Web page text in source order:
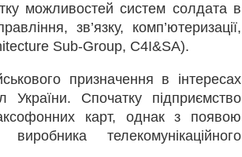
можливостей систем солдата в
зв’язку, комп’ютеризації,
Sub-Group, C4I&SA).
призначення в інтересах
Спочатку підприємство
карт, однак з появою
телекомунікаційного